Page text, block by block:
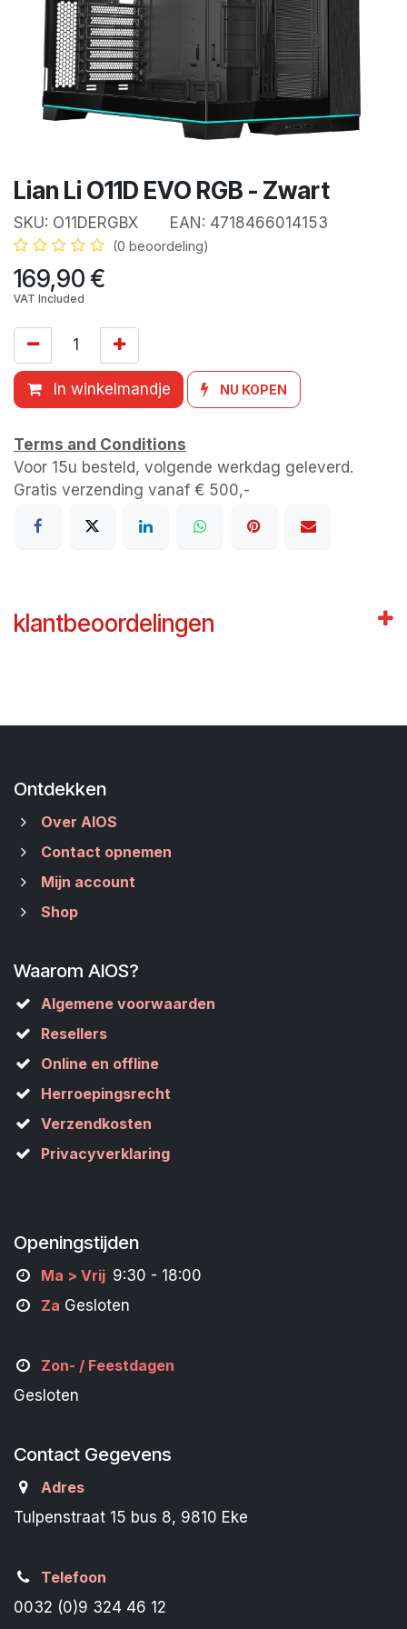
Lian Li O11D EVO RGB - Zwart
SKU: O11DERGBX EAN: 4718466014153
(0 beoordeling)
169,90€
VAT Included
In winkelmandje NU KOPEN
Terms and Conditions
Voor 15u besteld, volgende werkdag geleverd.
Gratis verzending vanaf € 500,-
klantbeoordelingen
Ontdekken
Over AIOS
Contact opnemen
Mijn account
Shop
Waarom AIOS?
Algemene voorwaarden
Resellers
Online en offline
Herroepingsrecht
Verzendkosten
Privacyverklaring
Openingstijden
Ma > Vrij 9:30 - 18:00
Za Gesloten
Zon- / Feestdagen
Gesloten
Contact Gegevens
Adres
Tulpenstraat 15 bus 8, 9810 Eke
Telefoon
0032 (0)9 324 46 12